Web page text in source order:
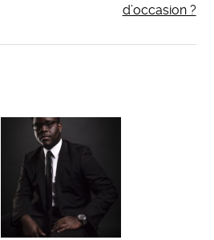
d’occasion ?